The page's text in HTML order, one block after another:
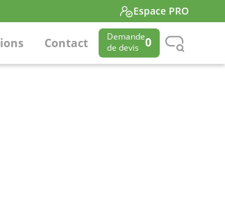
Espace PRO
Contact
Demande
de devis 0